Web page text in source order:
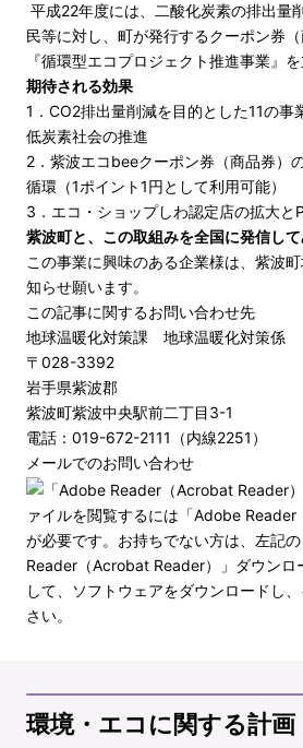
平成22年度には、二酸化炭素の排出量
民等に対し、町が発行するクーポン券
『循環型エコプロジェクト推進事業』を
期待される効果
1．CO2排出量削減を目的とした11の事
低炭素社会の推進
2．紫波エコbeeクーポン券（商品券）
循環（1ポイント1円として利用可能）
3．エコ・ショップしわ認定店の拡大と
紫波町と、この取組みを全国に発信し
この事業に興味のある企業様は、紫波
知らせ願います。
この記事に関するお問い合わせ先
地球温暖化対策課 地球温暖化対策係
〒028-3392
岩手県紫波郡
紫波町紫波中央駅前二丁目3-1
電話：019-672-2111（内線2251）
メールでのお問い合わせ
ァイルを閲覧するには「Adobe Reader
が必要です。お持ちでない方は、左記
Reader（Acrobat Reader）」ダウンロ
して、ソフトウェアをダウンロードし
さい。
環境・エコに関する計画